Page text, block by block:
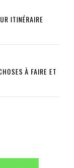
ITINÉRAIRE
À FAIRE ET